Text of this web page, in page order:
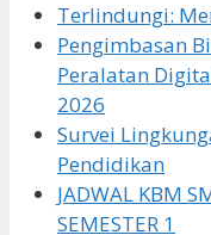
Terlindungi:
Pengimbasan
Peralatan
2026
Survei
Pendidikan
JADWAL KBM
SEMESTER 1